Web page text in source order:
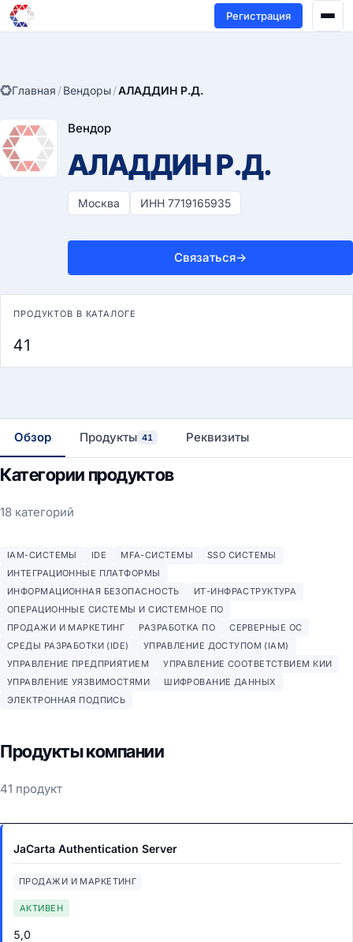
Регистрация
Главная /Вендоры/АЛАДДИН Р.Д.
Вендор
АЛАДДИН Р.Д.
Москва ИНН 7719165935
Связаться→
ПРОДУКТОВ В КАТАЛОГЕ
41
Обзор Продукты 41 Реквизиты
Категории продуктов
18 категорий
IAM-СИСТЕМЫ IDE MFA-СИСТЕМЫ
SSO СИСТЕМЫ
ИНТЕГРАЦИОННЫЕ ПЛАТФОРМЫ
ИНФОРМАЦИОННАЯ БЕЗОПАСНОСТЬ
ИТ-ИНФРАСТРУКТУРА
ОПЕРАЦИОННЫЕ СИСТЕМЫ И СИСТЕМНОЕ ПО
ПРОДАЖИ И МАРКЕТИНГ
РАЗРАБОТКА ПО
СЕРВЕРНЫЕ ОС
СРЕДЫ РАЗРАБОТКИ (IDE)
УПРАВЛЕНИЕ ДОСТУПОМ (IAM)
УПРАВЛЕНИЕ ПРЕДПРИЯТИЕМ
УПРАВЛЕНИЕ СООТВЕТСТВИЕМ КИИ
УПРАВЛЕНИЕ УЯЗВИМОСТЯМИ
ШИФРОВАНИЕ ДАННЫХ
ЭЛЕКТРОННАЯ ПОДПИСЬ
Продукты компании
41 продукт
JaCarta Authentication Server
ПРОДАЖИ И МАРКЕТИНГ
АКТИВЕН
5,0